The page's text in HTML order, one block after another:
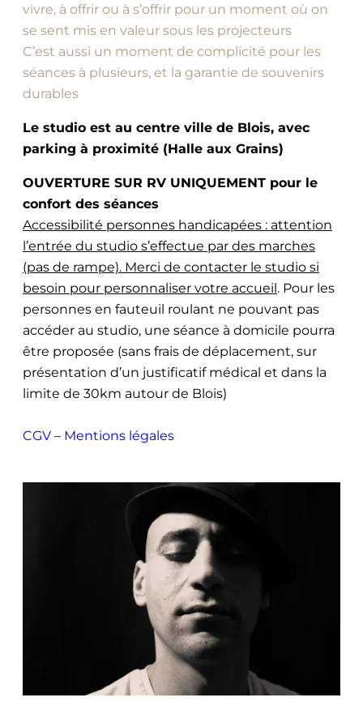
vivre, à offrir ou à s’offrir pour un moment où on
se sent mis en valeur sous les projecteurs
C’est aussi un moment de complicité pour les
séances à plusieurs, et la garantie de souvenirs
durables
Le studio est au centre ville de Blois, avec
parking à proximité (Halle aux Grains)
OUVERTURE SUR RV UNIQUEMENT pour le
confort des séances
Accessibilité personnes handicapées : attention
l’entrée du studio s’effectue par des marches
(pas de rampe). Merci de contacter le studio si
besoin pour personnaliser votre accueil. Pour les
personnes en fauteuil roulant ne pouvant pas
accéder au studio, une séance à domicile pourra
être proposée (sans frais de déplacement, sur
présentation d’un justificatif médical et dans la
limite de 30km autour de Blois)
CGV – Mentions légales